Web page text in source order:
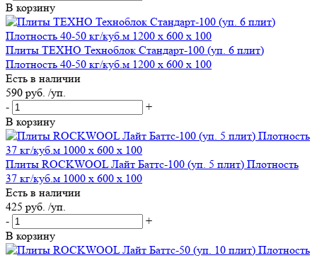
В корзину
Плиты ТЕХНО Техноблок Стандарт-100 (уп. 6 плит)
Плотность 40-50 кг/куб.м 1200 х 600 х 100
Есть в наличии
590 руб. /уп.
-
+
В корзину
Плиты ROCKWOOL Лайт Баттс-100 (уп. 5 плит) Плотность
37 кг/куб.м 1000 x 600 x 100
Есть в наличии
425 руб. /уп.
-
+
В корзину